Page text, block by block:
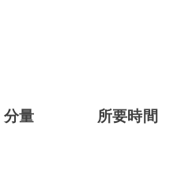
分量 所要時間